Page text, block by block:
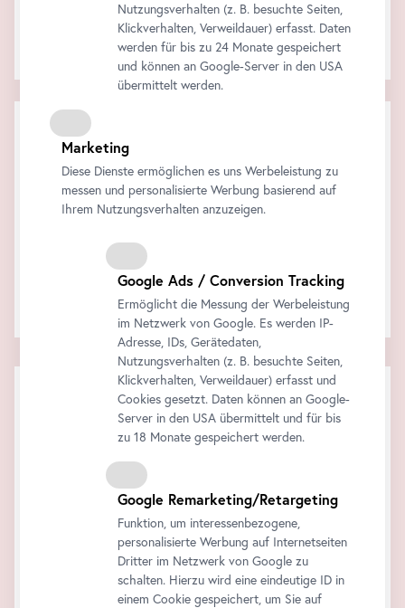
Die Audiotour am eigenenSmartphone!
Alle Informationen finden Siehier.
Warenkorb
Alle Preise inklusive der gesetzlichen MwSt.
Ihr Warenkorb ist leer..
Nutzungsverhalten (z. B. besuchte Seiten,
Klickverhalten, Verweildauer) erfasst. Daten
werden für bis zu 24 Monate gespeichert
und können an Google-Server in den USA
übermittelt werden.
Marketing
Diese Dienste ermöglichen es uns Werbeleistung zu
messen und personalisierte Werbung basierend auf
Ihrem Nutzungsverhalten anzuzeigen.
Google Ads / Conversion Tracking
Ermöglicht die Messung der Werbeleistung
im Netzwerk von Google. Es werden IP-
Adresse, IDs, Gerätedaten,
Nutzungsverhalten (z. B. besuchte Seiten,
Klickverhalten, Verweildauer) erfasst und
Cookies gesetzt. Daten können an Google-
Server in den USA übermittelt und für bis
zu 18 Monate gespeichert werden.
Google Remarketing/Retargeting
Funktion, um interessenbezogene,
personalisierte Werbung auf Internetseiten
Dritter im Netzwerk von Google zu
schalten. Hierzu wird eine eindeutige ID in
einem Cookie gespeichert, um Sie auf